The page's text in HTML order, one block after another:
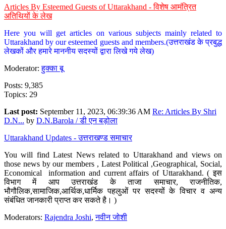
Articles By Esteemed Guests of Uttarakhand - विशेष आमंत्रित
अतिथियों के लेख
Here you will get articles on various subjects mainly related to
Uttarakhand by our esteemed guests and members.(उत्तराखंड के प्रबुद्ध
लेखकों और हमारे माननीय सदस्यों द्वारा लिखे गये लेख)
Moderator:हुक्का बू
Posts: 9,385
Topics: 29
Last post: September 11, 2023, 06:39:36 AM Re: Articles By Shri
D.N... by D.N.Barola / डी एन बड़ोला
Uttarakhand Updates - उत्तराखण्ड समाचार
You will find Latest News related to Uttarakhand and views on
those news by our members , Latest Political ,Geographical, Social,
Economical information and current affairs of Uttarakhand. ( इस
विभाग में आप उत्तराखंड के ताजा समाचार, राजनीतिक,
भौगौलिक,सामाजिक,आर्थिक,धार्मिक पहलुओं पर सदस्यों के विचार व अन्य
संबंधित जानकारी प्राप्त कर सकते है। )
Moderators: Rajendra Joshi,नवीन जोशी